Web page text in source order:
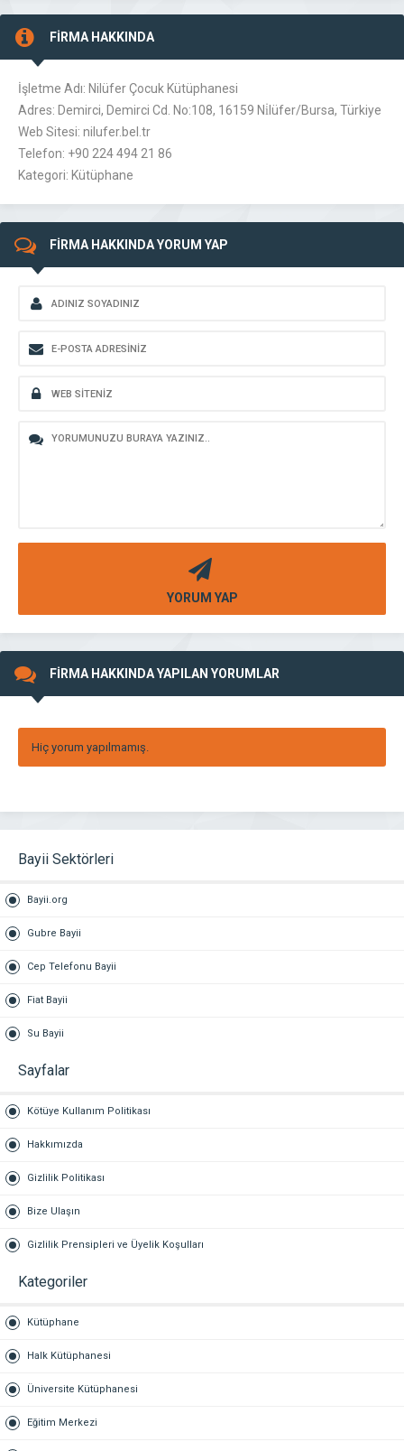
FİRMA HAKKINDA
İşletme Adı: Nilüfer Çocuk Kütüphanesi
Adres: Demirci, Demirci Cd. No:108, 16159 Ni̇lüfer/Bursa, Türkiye
Web Sitesi: nilufer.bel.tr
Telefon: +90 224 494 21 86
Kategori: Kütüphane
FİRMA HAKKINDA YORUM YAP
YORUM YAP
FİRMA HAKKINDA YAPILAN YORUMLAR
Hiç yorum yapılmamış.
Bayii Sektörleri
Bayii.org
Gubre Bayii
Cep Telefonu Bayii
Fiat Bayii
Su Bayii
Sayfalar
Kötüye Kullanım Politikası
Hakkımızda
Gizlilik Politikası
Bize Ulaşın
Gizlilik Prensipleri ve Üyelik Koşulları
Kategoriler
Kütüphane
Halk Kütüphanesi
Üniversite Kütüphanesi
Eğitim Merkezi